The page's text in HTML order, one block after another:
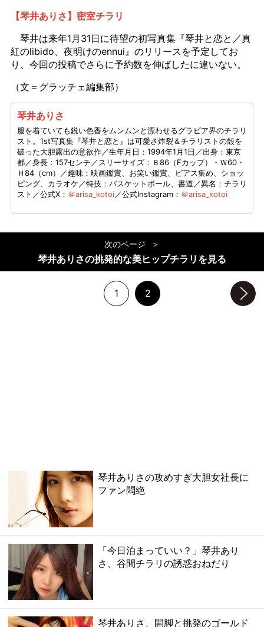
【琴井ありさ】密室チラリ
琴井は来年1月31日に待望の初写真集『琴井と恋と／真
紅のlibido、夜明けのennui』のリリースを予定してお
り、今回の投稿でさらに予約数を伸ばしたに違いない。
（文＝グラッチェ編集部）
琴井ありさ
服を着ていても鋭い色香をムンムンと漂わせるグラビア界のチラリ
スト。1st写真集『琴井と恋と』は可愛さ炸裂＆チラリストの殻を
破った大胆露出の意欲作／生年月日：1994年1月1日／出身：東京
都／身長：157センチ／スリーサイズ：Ｂ86（Fカップ）・Ｗ60・
Ｈ84（cm）／趣味：映画鑑賞、お笑い鑑賞、ピアス集め、ショッ
ピング、カラオケ／特技：バスケットボール、書道／異名：チラリ
スト／公式X： ＠arisa_kotoi／公式Instagram： ＠arisa_kotoi
次のページ
琴井ありさの挑発的な美ヒップチラリを見る
1 2
琴井ありさの攻めすぎ大胆女社長に
ファン悶絶
「今日泊まっていい？」琴井あり
さ、谷間チラリの誘惑おねだり
琴井ありさ、開脚と挑発のゴールド